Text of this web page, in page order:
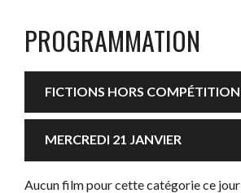
PROGRAMMATION
FICTIONS HORS COMPÉTITION
MERCREDI 21 JANVIER
Aucun film pour cette catégorie ce jour